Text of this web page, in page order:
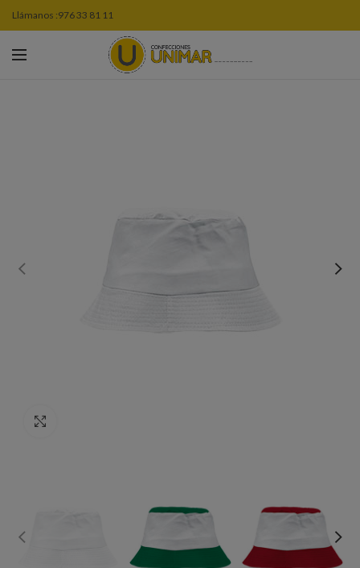
Llámanos :976 33 81 11